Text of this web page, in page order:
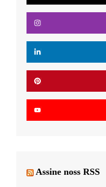
Assine noss RSS